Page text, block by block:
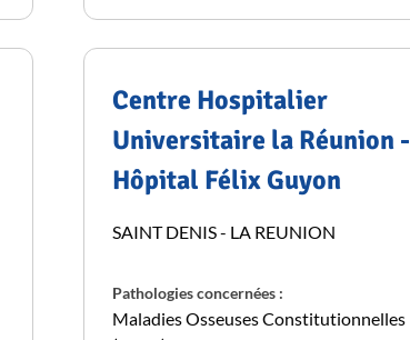
Centre Hospitalier
Universitaire la Réunion -
Hôpital Félix Guyon
SAINT DENIS - LA REUNION
Pathologies concernées :
Maladies Osseuses Constitutionnelles